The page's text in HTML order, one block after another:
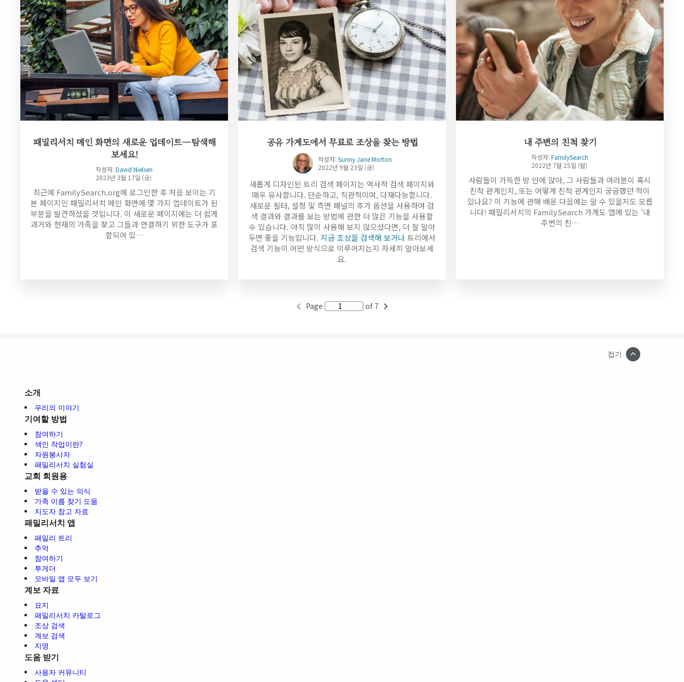
패밀리서치 메인 화면의 새로운 업데이트—탐색해
보세요!
작성자:David Nielsen
2023년 3월 17일 (금)
최근에 FamilySearch.org에 로그인한 후 처음 보이는 기
본 페이지인 패밀리서치 메인 화면에 몇 가지 업데이트가 된
부분을 발견하셨을 것입니다. 이 새로운 페이지에는 더 쉽게
과거와 현재의 가족을 찾고 그들과 연결하기 위한 도구가 포
함되어 있…
공유 가계도에서 무료로 조상을 찾는 방법
작성자:Sunny Jane Morton
2022년 9월 23일 (금)
새롭게 디자인된 트리 검색 페이지는 역사적 검색 페이지와
매우 유사합니다. 단순하고, 직관적이며, 다재다능합니다.
새로운 필터, 설정 및 측면 패널의 추가 옵션을 사용하여 검
색 결과와 결과를 보는 방법에 관한 더 많은 기능을 사용할
수 있습니다. 아직 많이 사용해 보지 않으셨다면, 더 잘 알아
두면 좋을 기능입니다. 지금 조상을 검색해 보거나트리에서
검색 기능이 어떤 방식으로 이루어지는지 자세히 알아보세
요.
내 주변의 친척 찾기
작성자:FamilySearch
2022년 7월 25일 (월)
사람들이 가득한 방 안에 앉아, 그 사람들과 여러분이 혹시
친척 관계인지, 또는 어떻게 친척 관계인지 궁금했던 적이
있나요? 이 기능에 관해 배운 다음에는 알 수 있을지도 모릅
니다! 패밀리서치의 FamilySearch 가계도 앱에 있는 ‘내
주변의 친…
Page of 7